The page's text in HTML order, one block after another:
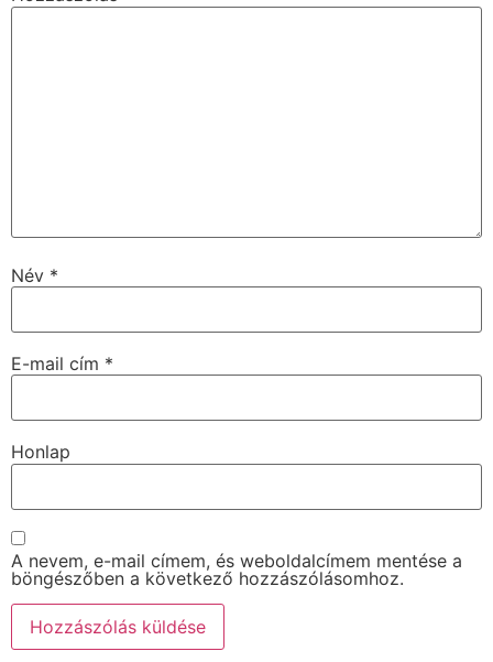
Név *
E-mail cím *
Honlap
A nevem, e-mail címem, és weboldalcímem mentése a
böngészőben a következő hozzászólásomhoz.